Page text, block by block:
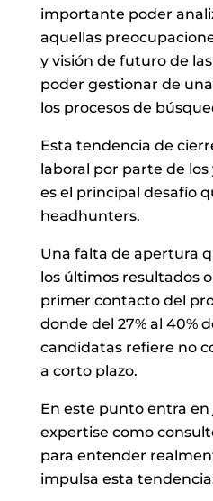
importante poder
aquellas
y visión de futuro de
poder gestionar de
los procesos de
Esta tendencia de
laboral por parte de los
es el principal desafío
headhunters.
Una falta de apertura
los últimos resultados
primer contacto del
donde del 27% al 40%
candidatas refiere no
a corto plazo.
En este punto entra
expertise como
para entender
impulsa esta